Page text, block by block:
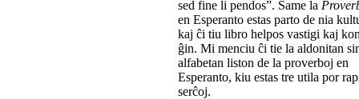
sed fine li pendos”. Same la
en Esperanto estas parto de nia
kaj ĉi tiu libro helpos vastigi kaj
ĝin. Mi menciu ĉi tie la aldonitan
alfabetan liston de la proverboj en
Esperanto, kiu estas tre utila por
serĉoj.